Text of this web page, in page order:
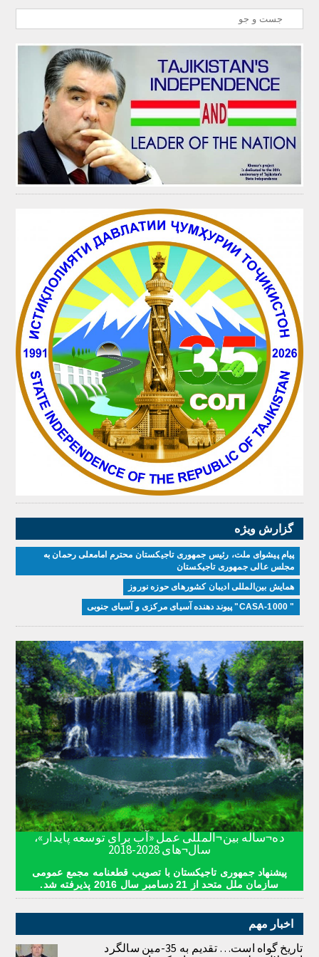
گزارش ویژه
پیام پیشوای ملت، رئیس جمهوری تاجیکستان محترم امامعلی رحمان به
مجلس عالی جمهوری تاجیکستان
همایش بین‌المللی ادیبان کشور‌های حوزه نوروز
" CASA-1000" پیوند دهنده آسیای مرکزی و آسیای جنوبی
ده¬ساله بین¬المللی عمل «آب برای توسعه پایدار»،
سال¬های 2028-2018
پیشنهاد جمهوری تاجیکستان با تصویب قطعنامه مجمع عمومی
سازمان ملل متحد از 21 دسامبر سال 2016 پذیرفته شد.
اخبار مهم
تاریخ گواه است… تقدیم به 35-مین سالگرد